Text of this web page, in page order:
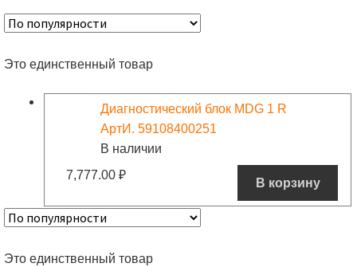
Это единственный товар
Диагностический блок MDG 1 R
АртИ. 59108400251
В наличии
7,777.00 ₽
В корзину
Это единственный товар